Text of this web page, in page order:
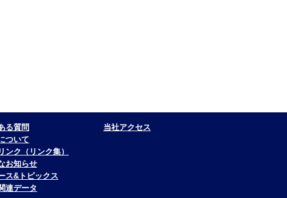
る質問
ついて
ンク（リンク集）
お知らせ
ス&トピックス
連データ
当社アクセス